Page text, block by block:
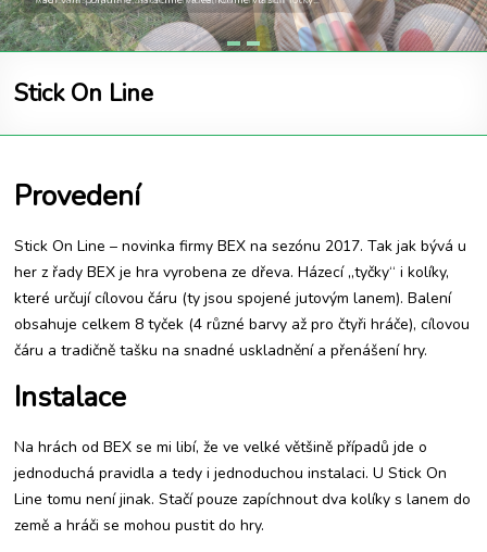
::..
o
hrách
Stick On Line
Provedení
Stick On Line – novinka firmy BEX na sezónu 2017. Tak jak bývá u
her z řady BEX je hra vyrobena ze dřeva. Házecí „tyčky“ i kolíky,
které určují cílovou čáru (ty jsou spojené jutovým lanem). Balení
obsahuje celkem 8 tyček (4 různé barvy až pro čtyři hráče), cílovou
čáru a tradičně tašku na snadné uskladnění a přenášení hry.
Instalace
Na hrách od BEX se mi libí, že ve velké většině případů jde o
jednoduchá pravidla a tedy i jednoduchou instalaci. U Stick On
Line tomu není jinak. Stačí pouze zapíchnout dva kolíky s lanem do
země a hráči se mohou pustit do hry.